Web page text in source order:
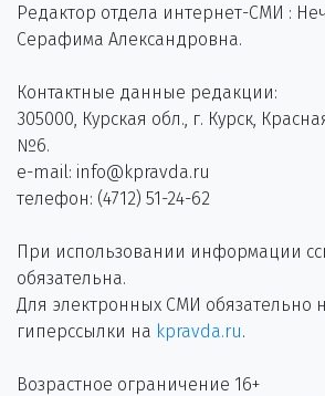
Редактор отдела интернет-СМИ :
Серафима Александровна.
Контактные данные редакции:
305000, Курская обл., г. Курск,
№6.
e-mail: info@kpravda.ru
телефон: (4712) 51-24-62
При использовании информации
обязательна.
Для электронных СМИ обязательно
гиперссылки на kpravda.ru.
Возрастное ограничение 16+